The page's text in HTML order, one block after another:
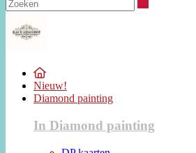
Nieuw!
Diamond painting
In Diamond painting